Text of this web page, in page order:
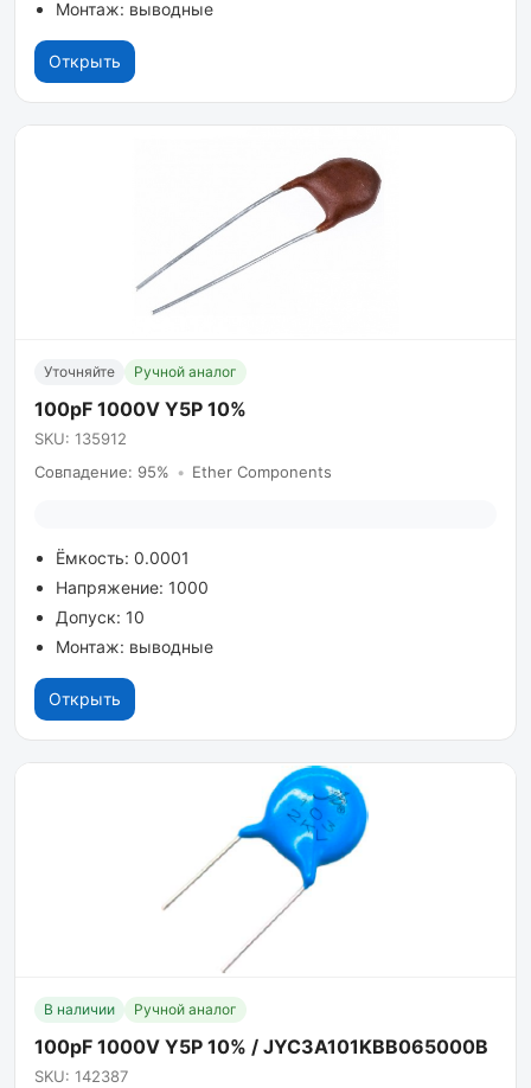
Монтаж: выводные
Открыть
Уточняйте Ручной аналог
100pF 1000V Y5P 10%
SKU: 135912
Совпадение: 95% • Ether Components
Ёмкость: 0.0001
Напряжение: 1000
Допуск: 10
Монтаж: выводные
Открыть
В наличии Ручной аналог
100pF 1000V Y5P 10% / JYC3A101KBB065000B
SKU: 142387